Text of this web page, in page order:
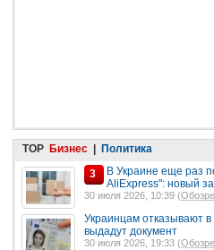
TOP Бизнес | Политика
3
В Украине еще раз
AliExpress": новый
30 июля 2026, 10:39 (
Украинцам отказывают
выдадут документ
30 июля 2026, 19:33 (